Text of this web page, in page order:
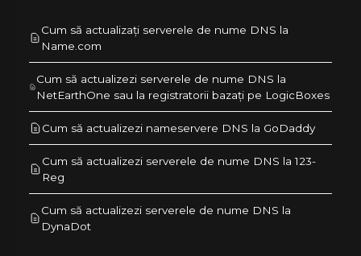
Cum să actualizați serverele de nume DNS la
Name.com
Cum să actualizezi serverele de nume DNS la
NetEarthOne sau la registratorii bazați pe LogicBoxes
Cum să actualizezi nameservere DNS la GoDaddy
Cum să actualizezi serverele de nume DNS la 123-
Reg
Cum să actualizezi serverele de nume DNS la
DynaDot